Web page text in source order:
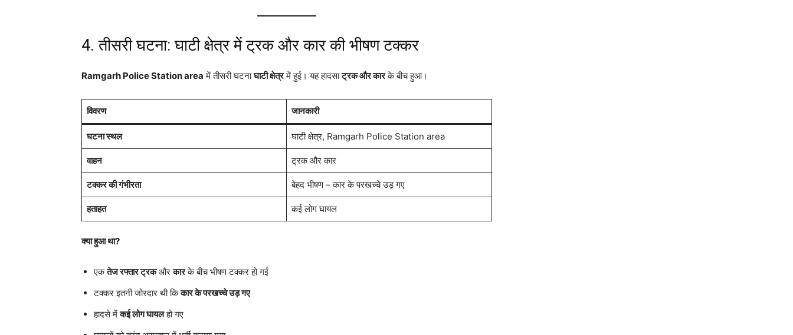
4. तीसरी घटना: घाटी क्षेत्र में ट्रक और कार की भीषण टक्कर
Ramgarh Police Station area में तीसरी घटनाघाटी क्षेत्रमें हुई। यह हादसाट्रक और कारके बीच हुआ।
विवरण जानकारी
घटना स्थल घाटी क्षेत्र, Ramgarh Police Station area
वाहन ट्रक और कार
टक्कर की गंभीरता बेहद भीषण – कार के परखच्चे उड़ गए
हताहत कई लोग घायल
क्या हुआ था?
एकतेज रफ्तार ट्रकऔरकारके बीच भीषण टक्कर हो गई
टक्कर इतनी जोरदार थी किकार के परखच्चे उड़ गए
हादसे मेंकई लोग घायलहो गए